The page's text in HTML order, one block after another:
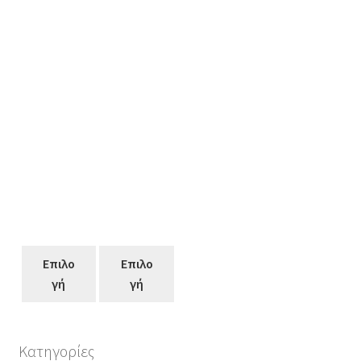
Επιλο
γή
Επιλο
γή
Κατηγορίες